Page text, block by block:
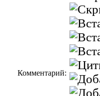
Комментарий: